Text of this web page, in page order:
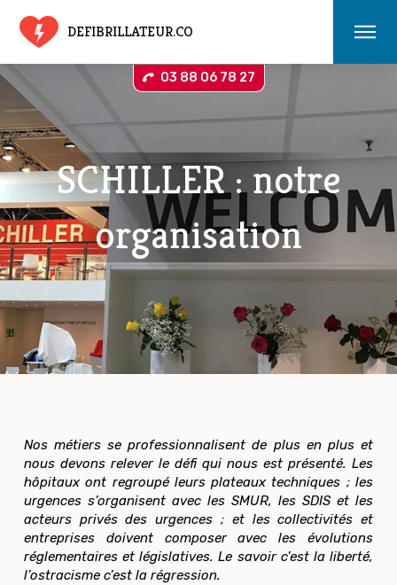
DEFIBRILLATEUR.CO
03 88 06 78 27
SCHILLER : notre
organisation
Nos métiers se professionnalisent de plus en plus et
nous devons relever le défi qui nous est présenté. Les
hôpitaux ont regroupé leurs plateaux techniques ; les
urgences s’organisent avec les SMUR, les SDIS et les
acteurs privés des urgences ; et les collectivités et
entreprises doivent composer avec les évolutions
réglementaires et législatives. Le savoir c’est la liberté,
l’ostracisme c’est la régression.